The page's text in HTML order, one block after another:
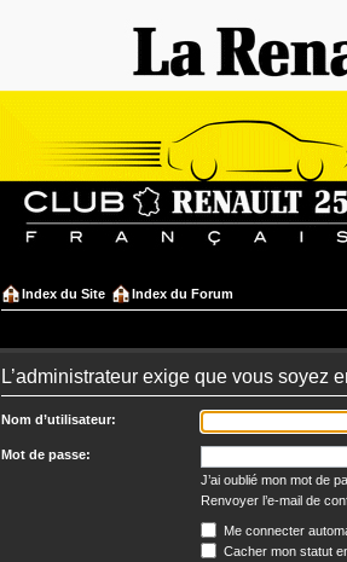
Index du Site Index du Forum
L’administrateur exige que vous soyez
Nom d’utilisateur:
Mot de passe:
J’ai oublié mon mot de
Renvoyer l’e-mail de
Me connecter
Cacher mon statut